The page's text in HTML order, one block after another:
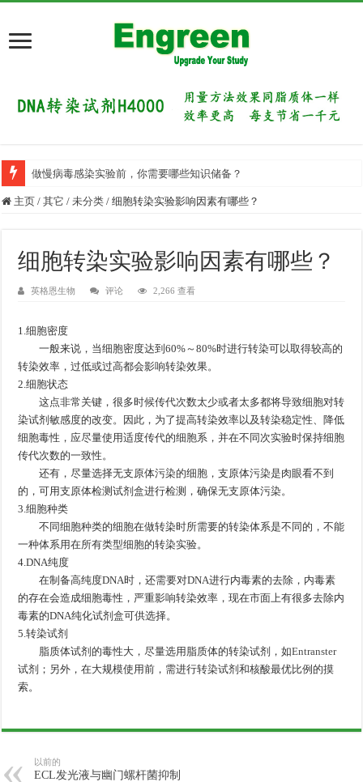
做慢病毒感染实验前，你需要哪些知识储备？
主页 / 其它 / 未分类 / 细胞转染实验影响因素有哪些？
细胞转染实验影响因素有哪些？
英格恩生物 评论 2,266 查看
1.细胞密度
一般来说，当细胞密度达到60%～80%时进行转染可以取得较高的
转染效率，过低或过高都会影响转染效果。
2.细胞状态
这点非常关键，很多时候传代次数太少或者太多都将导致细胞对转
染试剂敏感度的改变。因此，为了提高转染效率以及转染稳定性、降低
细胞毒性，应尽量使用适度传代的细胞系，并在不同次实验时保持细胞
传代次数的一致性。
还有，尽量选择无支原体污染的细胞，支原体污染是肉眼看不到
的，可用支原体检测试剂盒进行检测，确保无支原体污染。
3.细胞种类
不同细胞种类的细胞在做转染时所需要的转染体系是不同的，不能
一种体系用在所有类型细胞的转染实验。
4.DNA纯度
在制备高纯度DNA时，还需要对DNA进行内毒素的去除，内毒素
的存在会造成细胞毒性，严重影响转染效率，现在市面上有很多去除内
毒素的DNA纯化试剂盒可供选择。
5.转染试剂
脂质体试剂的毒性大，尽量选用脂质体的转染试剂，如Entranster
试剂；另外，在大规模使用前，需进行转染试剂和核酸最优比例的摸
索。
以前的
ECL发光液与幽门螺杆菌抑制